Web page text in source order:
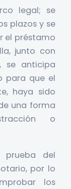
legal; se
plazos y se
el préstamo
junto con
se anticipa
para que el
haya sido
una forma
o
prueba del
por lo
los